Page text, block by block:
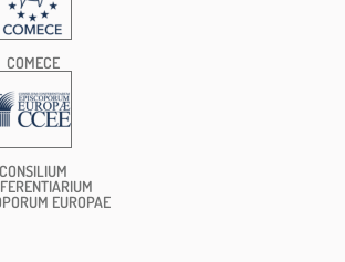
COMECE
CONSILIUM
EUROPAE